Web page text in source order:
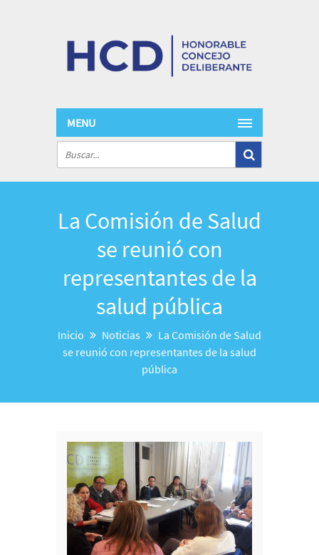
MENU
La Comisión de Salud
se reunió con
representantes de la
salud pública
Inicio Noticias
La Comisión de Salud
se reunió con representantes de la salud
pública